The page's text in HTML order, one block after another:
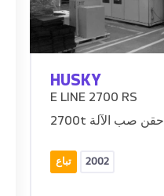
HUSKY
E LINE 2700 RS
2700t حقن صب الآلة
تباع 2002